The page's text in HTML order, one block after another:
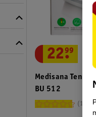
Medisana
BU 512
22.
99
177